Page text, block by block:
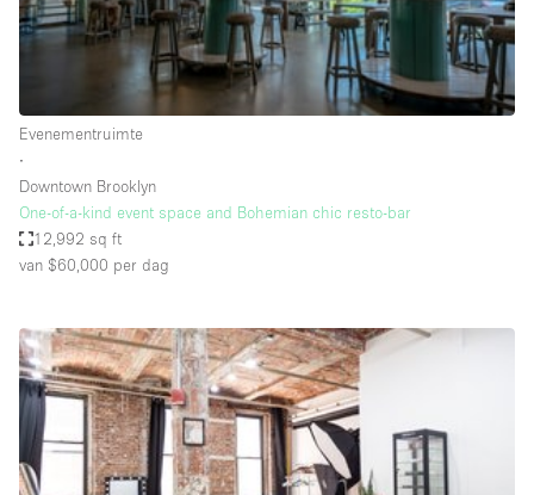
Auto display
Badkamer
Begane grond
Beveiligingssysteem
Concierge
Daglicht
Drankvergunning
Elektriciteit
Etalage
Grote entree
Evenementruimte
∙
Downtown Brooklyn
One-of-a-kind event space and Bohemian chic resto-bar
12,992 sq ft
van $60,000 per dag